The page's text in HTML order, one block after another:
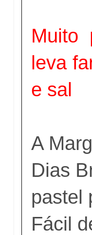
Muito
leva
e sal
A
Dias
pastel
Fácil